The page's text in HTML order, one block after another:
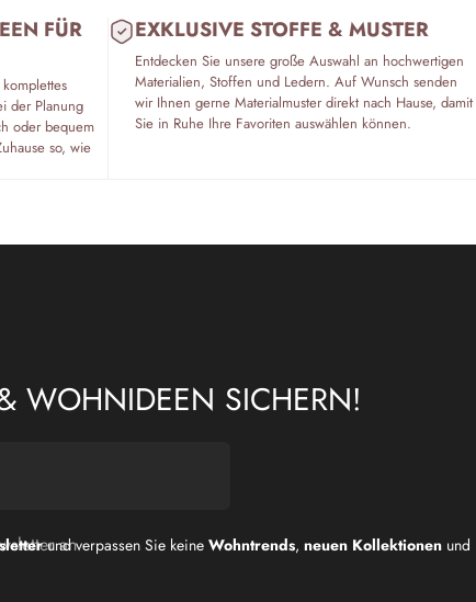
FÜR
der Planung
oder bequem
so, wie
EXKLUSIVE STOFFE & MUSTER
Entdecken Sie unsere große Auswahl an hochwertigen
Materialien, Stoffen und Ledern. Auf Wunsch senden
wir Ihnen gerne Materialmuster direkt nach Hause, damit
Sie in Ruhe Ihre Favoriten auswählen können.
WOHNIDEEN SICHERN!
an
und verpassen Sie keine Wohntrends, neuen Kollektionen und